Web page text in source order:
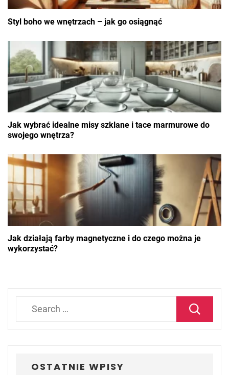
Styl boho we wnętrzach – jak go osiągnąć
Jak wybrać idealne misy szklane i tace marmurowe do
swojego wnętrza?
Jak działają farby magnetyczne i do czego można je
wykorzystać?
OSTATNIE WPISY